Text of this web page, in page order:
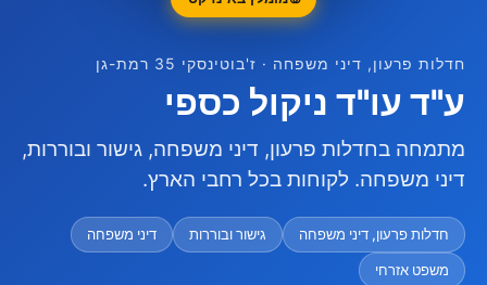
חדלות פרעון, דיני משפחה · ז'בוטינסקי 35 רמת-גן
ע"ד עו"ד ניקול כספי
מתמחה בחדלות פרעון, דיני משפחה, גישור ובוררות,
דיני משפחה. לקוחות בכל רחבי הארץ.
חדלות פרעון, דיני משפחה גישור ובוררות דיני משפחה
משפט אזרחי